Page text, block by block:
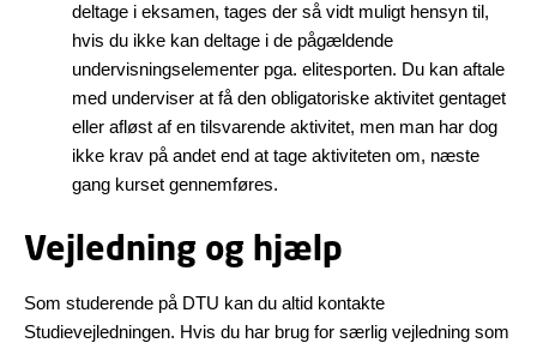
deltage i eksamen, tages der så vidt muligt hensyn til,
hvis du ikke kan deltage i de pågældende
undervisningselementer pga. elitesporten. Du kan aftale
med underviser at få den obligatoriske aktivitet gentaget
eller afløst af en tilsvarende aktivitet, men man har dog
ikke krav på andet end at tage aktiviteten om, næste
gang kurset gennemføres.
Vejledning og hjælp
Som studerende på DTU kan du altid kontakte
Studievejledningen. Hvis du har brug for særlig vejledning som